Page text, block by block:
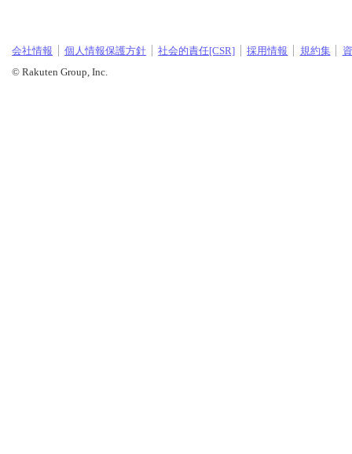
会社情報 個人情報保護方針 社会的責任[CSR] 採用情報 規約集
© Rakuten Group, Inc.